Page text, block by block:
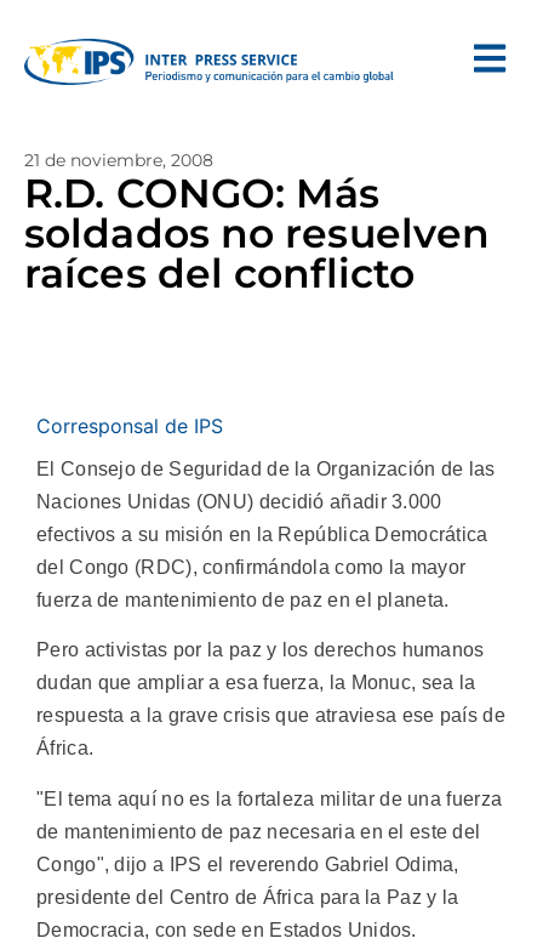
21 de noviembre, 2008
R.D. CONGO: Más
soldados no resuelven
raíces del conflicto
Corresponsal de IPS
El Consejo de Seguridad de la Organización de las
Naciones Unidas (ONU) decidió añadir 3.000
efectivos a su misión en la República Democrática
del Congo (RDC), confirmándola como la mayor
fuerza de mantenimiento de paz en el planeta.
Pero activistas por la paz y los derechos humanos
dudan que ampliar a esa fuerza, la Monuc, sea la
respuesta a la grave crisis que atraviesa ese país de
África.
"El tema aquí no es la fortaleza militar de una fuerza
de mantenimiento de paz necesaria en el este del
Congo", dijo a IPS el reverendo Gabriel Odima,
presidente del Centro de África para la Paz y la
Democracia, con sede en Estados Unidos.